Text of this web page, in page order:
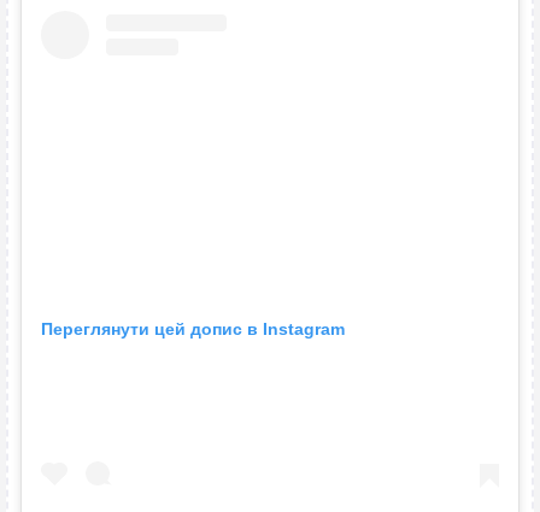
Переглянути цей допис в Instagram